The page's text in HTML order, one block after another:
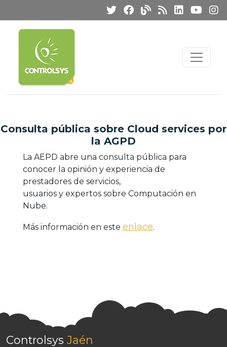
Consulta pública sobre Cloud services por
la AGPD
La AEPD abre una consulta pública para
conocer la opinión y experiencia de
prestadores de servicios,
usuarios y expertos sobre Computación en
Nube.
Más información en este enlace.
Controlsys Jaén